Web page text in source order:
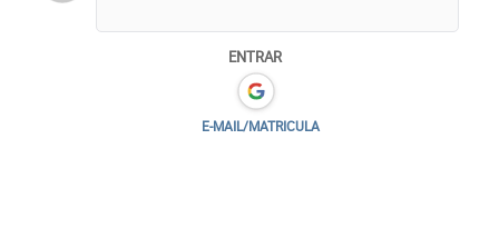
ENTRAR
E-MAIL/MATRICULA